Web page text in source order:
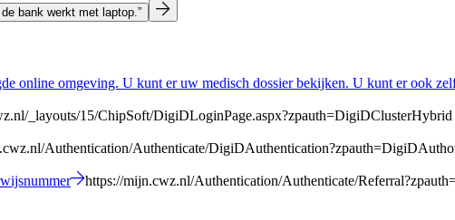
bank werkt met laptop.”
online omgeving. U kunt er uw medisch dossier bekijken. U kunt er ook
_layouts/15/ChipSoft/DigiDLoginPage.aspx?zpauth=DigiDClusterHybrid
Authentication/Authenticate/
https://mijn.cwz.nl/Authentication/Authenticate/